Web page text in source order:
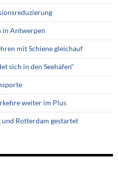
in Antwerpen
mit Schiene gleichauf
sich in den Seehäfen“
weiter im Plus
und Rotterdam gestartet